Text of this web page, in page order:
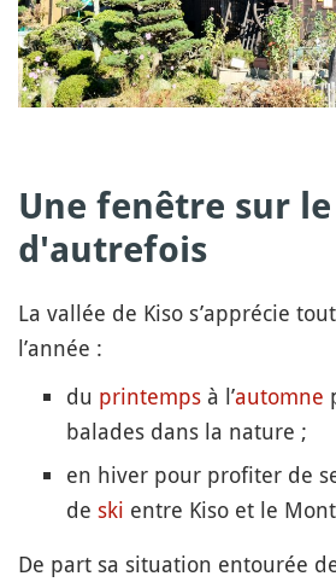
Une fenêtre sur le
d'autrefois
La vallée de Kiso s’apprécie
l’année :
du printemps à l’automne
balades dans la nature ;
en hiver pour profiter de
de ski entre Kiso et le
De part sa situation entourée